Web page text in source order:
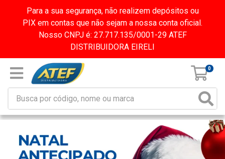
Para a sua segurança, não realizem depósitos ou
PIX em contas que não sejam a nossa conta oficial.
Nosso CNPJ é: 27.717.135/0001-29 ATEF
DISTRIBUIDORA EIRELI
0